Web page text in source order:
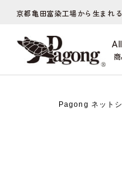
京都亀田富染工場から生まれ
Pagong ネット